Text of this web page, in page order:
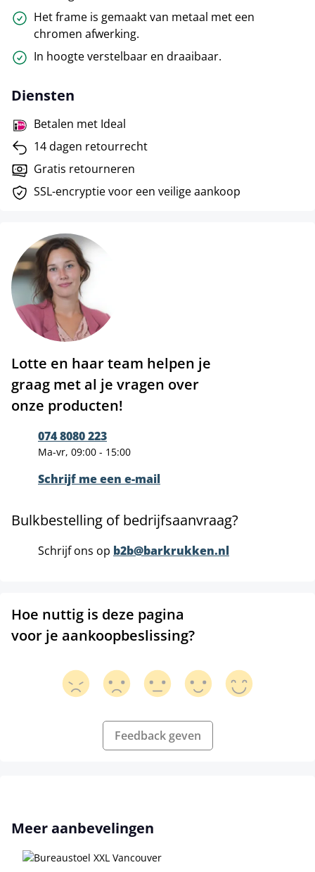
Het frame is gemaakt van metaal met een
chromen afwerking.
In hoogte verstelbaar en draaibaar.
Diensten
Betalen met Ideal
14 dagen retourrecht
Gratis retourneren
SSL-encryptie voor een veilige aankoop
Lotte en haar team helpen je
graag met al je vragen over
onze producten!
074 8080 223
Ma-vr, 09:00 - 15:00
Schrijf me een e-mail
Bulkbestelling of bedrijfsaanvraag?
Schrijf ons op b2b@barkrukken.nl
Hoe nuttig is deze pagina
voor je aankoopbeslissing?
Feedback geven
Productgalerij overslaan
Meer aanbevelingen